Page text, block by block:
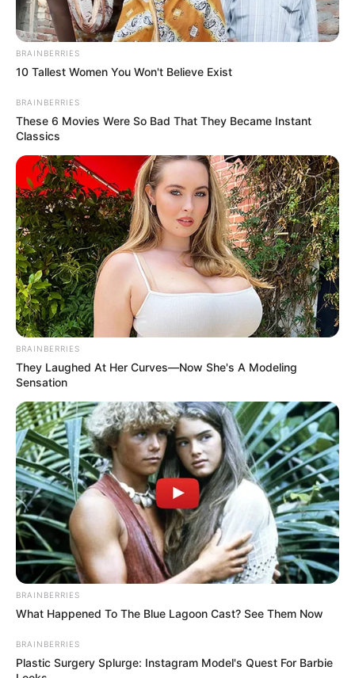
BRAINBERRIES
10 Tallest Women You Won't Believe Exist
BRAINBERRIES
These 6 Movies Were So Bad That They Became Instant
Classics
BRAINBERRIES
They Laughed At Her Curves—Now She's A Modeling
Sensation
BRAINBERRIES
What Happened To The Blue Lagoon Cast? See Them Now
BRAINBERRIES
Plastic Surgery Splurge: Instagram Model's Quest For Barbie